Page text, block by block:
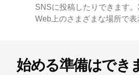
SNSに投稿したりできます
Web上のさまざまな場所で表
始める準備はでき